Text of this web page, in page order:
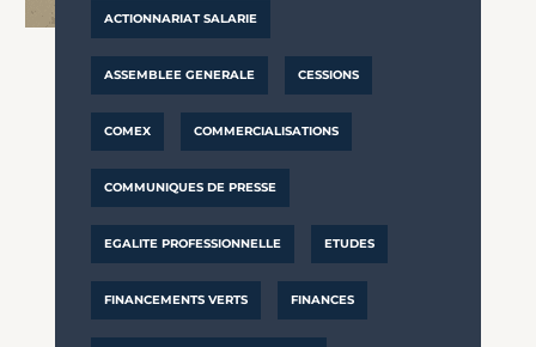
ACTIONNARIAT SALARIE
ASSEMBLEE GENERALE CESSIONS
COMEX COMMERCIALISATIONS
COMMUNIQUES DE PRESSE
EGALITE PROFESSIONNELLE ETUDES
FINANCEMENTS VERTS FINANCES